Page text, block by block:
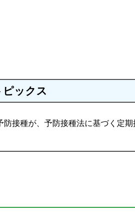
ピックス
接種が、予防接種法に基づく定